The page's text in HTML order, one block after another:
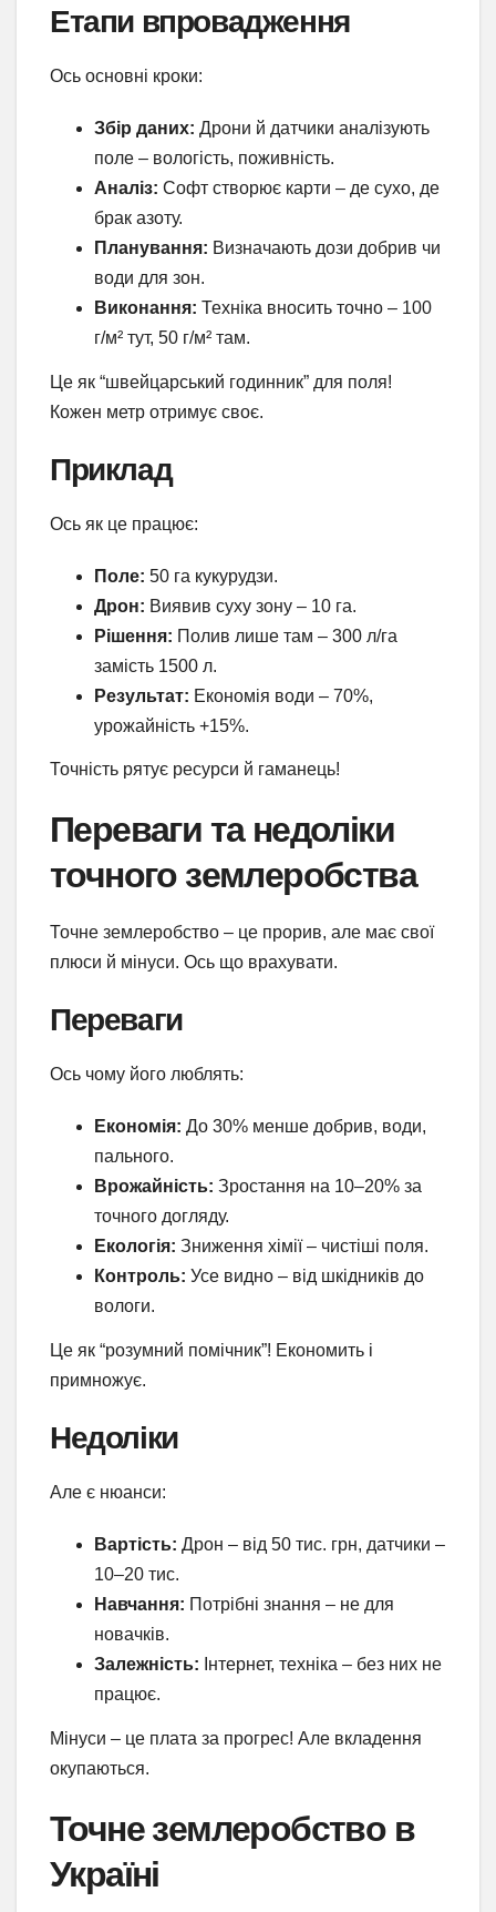
Етапи впровадження
Ось основні кроки:
Збір даних: Дрони й датчики аналізують
поле – вологість, поживність.
Аналіз: Софт створює карти – де сухо, де
брак азоту.
Планування: Визначають дози добрив чи
води для зон.
Виконання: Техніка вносить точно – 100
г/м² тут, 50 г/м² там.
Це як “швейцарський годинник” для поля!
Кожен метр отримує своє.
Приклад
Ось як це працює:
Поле: 50 га кукурудзи.
Дрон: Виявив суху зону – 10 га.
Рішення: Полив лише там – 300 л/га
замість 1500 л.
Результат: Економія води – 70%,
урожайність +15%.
Точність рятує ресурси й гаманець!
Переваги та недоліки
точного землеробства
Точне землеробство – це прорив, але має свої
плюси й мінуси. Ось що врахувати.
Переваги
Ось чому його люблять:
Економія: До 30% менше добрив, води,
пального.
Врожайність: Зростання на 10–20% за
точного догляду.
Екологія: Зниження хімії – чистіші поля.
Контроль: Усе видно – від шкідників до
вологи.
Це як “розумний помічник”! Економить і
примножує.
Недоліки
Але є нюанси:
Вартість: Дрон – від 50 тис. грн, датчики –
10–20 тис.
Навчання: Потрібні знання – не для
новачків.
Залежність: Інтернет, техніка – без них не
працює.
Мінуси – це плата за прогрес! Але вкладення
окупаються.
Точне землеробство в
Україні